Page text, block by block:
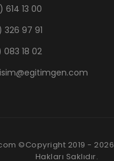
13 00
97 91
18 02
©Copyright 2019 - 2026
Hakları Saklıdır.